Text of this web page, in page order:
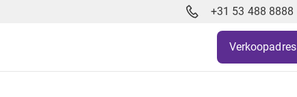
+31 53 488 8888